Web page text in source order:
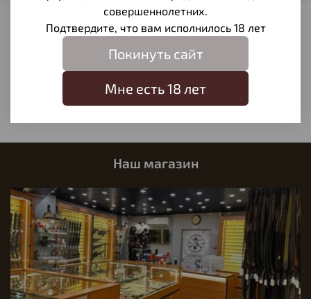
Отзывы
Отзывов еще никто не оставлял
Написать отзыв
Наш магазин
совершеннолетних.
Подтвердите, что вам исполнилось 18 лет
Покинуть сайт
Мне есть 18 лет